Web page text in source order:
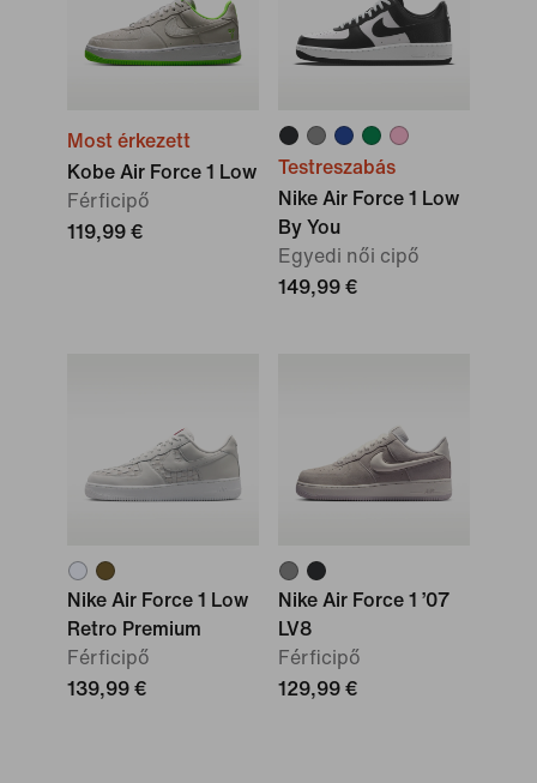
Most érkezett
Kobe Air Force 1 Low
Férficipő
119,99 €
Testreszabás
Nike Air Force 1 Low
By You
Egyedi női cipő
149,99 €
Nike Air Force 1 Low
Retro Premium
Férficipő
139,99 €
Nike Air Force 1 ’07
LV8
Férficipő
129,99 €